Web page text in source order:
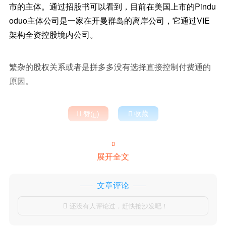
市的主体。通过招股书可以看到，目前在美国上市的Pindu
oduo主体公司是一家在开曼群岛的离岸公司，它通过VIE
架构全资控股境内公司。
繁杂的股权关系或者是拼多多没有选择直接控制付费通的
原因。
 赞()  收藏

展开全文
文章评论
 还没有人评论过，赶快抢沙发吧！